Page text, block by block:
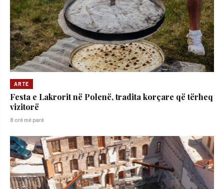
ARTE
Festa e Lakrorit në Polenë, tradita korçare që tërheq
vizitorë
8 orë më parë